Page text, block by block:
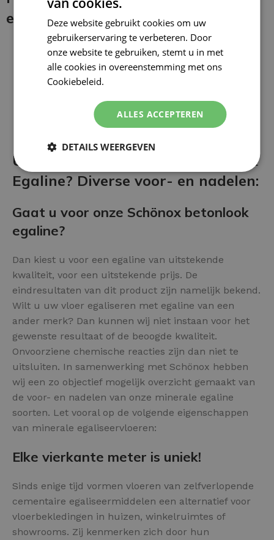
en coating aan:
Uw vloer afwerken met Betonlook
Egaline? Diverse voor- en nadelen:
Gaat u voor onze Schönox betonlook
egaline?
Dan kiest u voor een egaline van uitstekende
kwaliteit, voor een uitstekende prijs. De
eindresultaten van dit product zijn namelijk bekend.
Wilt u uw vloer egaliseren met egaline van een
ander merk? Dan kunnen wij niet instaan voor het
gewenste resultaat of de beoogde kwaliteit.
Onvoorziene chemische reacties zijn dan niet te
uitsluiten. In samenwerking met Schönox hebben
wij een zo objectief mogelijk overzicht gemaakt van
de voor- en nadelen van onze minerale egaline
soorten. Let vooral op de volgende eigenschappen
van minerale egaliseervloeren:
Elke vierkante meter is uniek!
Sinds enige tijd vormen vloeren van zelfverlopende
cementaire egaliseermiddelen een alternatief voor
vloerbekledingen in huizen, winkelruimtes of
showrooms. Zij kenmerken zich door hun
Deze website gebruikt cookies om uw
gebruikerservaring te verbeteren. Door
onze website te gebruiken, stemt u in met
alle cookies in overeenstemming met ons
Cookiebeleid.
ALLES ACCEPTEREN
DETAILS WEERGEVEN